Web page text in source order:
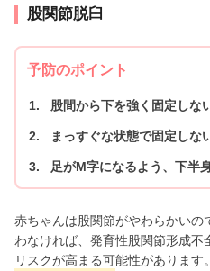
股関節脱臼
予防のポイント
股間から下を強く固定しな
まっすぐな状態で固定しな
足がM字になるよう、下半
赤ちゃんは股関節がやわらかいの
わなければ、発育性股関節形成
リスクが高まる可能性があります。